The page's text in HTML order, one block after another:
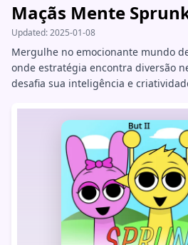
Maçãs Mente
Updated:2025-01-08
Mergulhe no emocionante mundo
onde estratégia encontra diversão
desafia sua inteligência e